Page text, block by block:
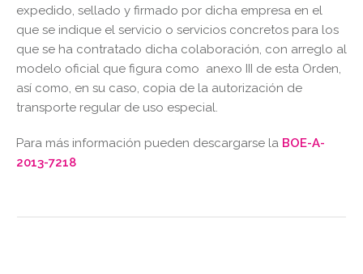
expedido, sellado y firmado por dicha empresa en el
que se indique el servicio o servicios concretos para los
que se ha contratado dicha colaboración, con arreglo al
modelo oficial que figura como anexo III de esta Orden,
así como, en su caso, copia de la autorización de
transporte regular de uso especial.
Para más información pueden descargarse la BOE-A-
2013-7218